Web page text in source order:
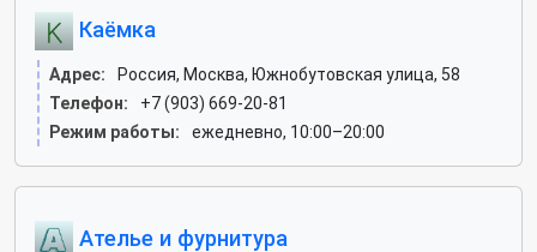
Каёмка
Адрес:
Россия, Москва, Южнобутовская улица, 58
Телефон:
+7 (903) 669-20-81
Режим работы:
ежедневно, 10:00–20:00
Ателье и фурнитура